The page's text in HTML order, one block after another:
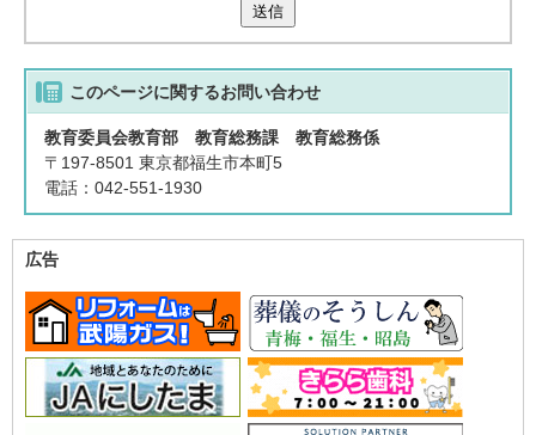
送信
このページに関するお問い合わせ
教育委員会教育部 教育総務課 教育総務係
〒197-8501 東京都福生市本町5
電話：042-551-1930
広告